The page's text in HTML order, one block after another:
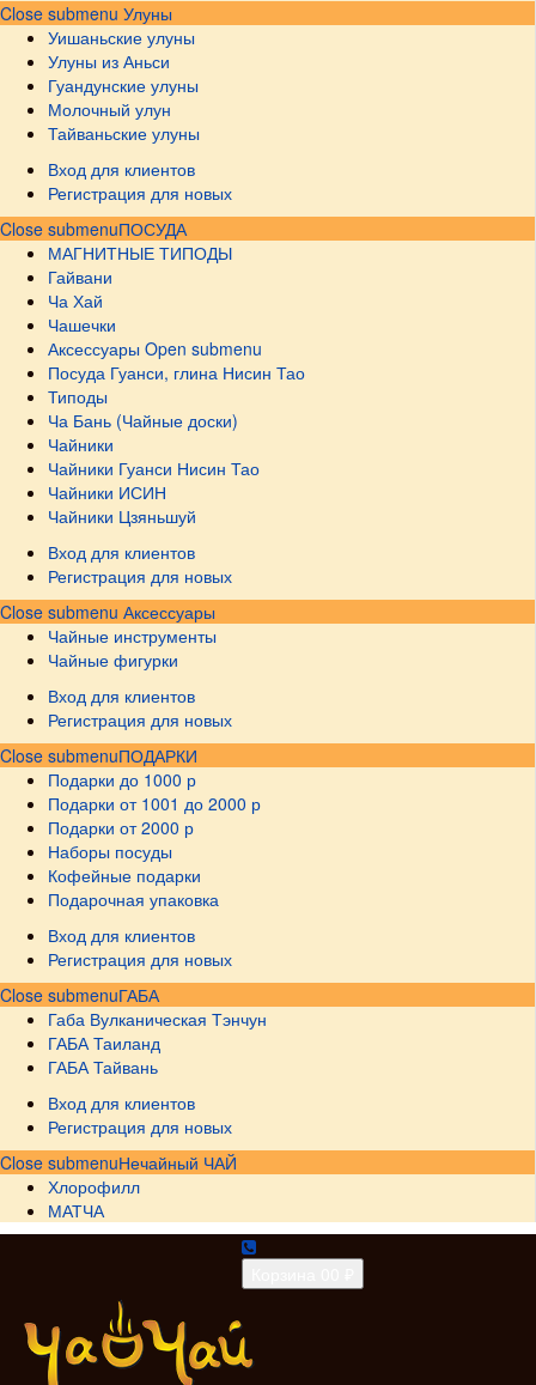
Close submenu Улуны
Уишаньские улуны
Улуны из Аньси
Гуандунские улуны
Молочный улун
Тайваньские улуны
Вход для клиентов
Регистрация для новых
Close submenuПОСУДА
МАГНИТНЫЕ ТИПОДЫ
Гайвани
Ча Хай
Чашечки
Аксессуары Open submenu
Посуда Гуанси, глина Нисин Тао
Типоды
Ча Бань (Чайные доски)
Чайники
Чайники Гуанси Нисин Тао
Чайники ИСИН
Чайники Цзяньшуй
Вход для клиентов
Регистрация для новых
Close submenu Аксессуары
Чайные инструменты
Чайные фигурки
Вход для клиентов
Регистрация для новых
Close submenuПОДАРКИ
Подарки до 1000 р
Подарки от 1001 до 2000 р
Подарки от 2000 р
Наборы посуды
Кофейные подарки
Подарочная упаковка
Вход для клиентов
Регистрация для новых
Close submenuГАБА
Габа Вулканическая Тэнчун
ГАБА Таиланд
ГАБА Тайвань
Вход для клиентов
Регистрация для новых
Close submenuНечайный ЧАЙ
Хлорофилл
МАТЧА